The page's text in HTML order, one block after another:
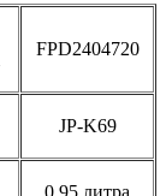
FPD2404720
JP-K69